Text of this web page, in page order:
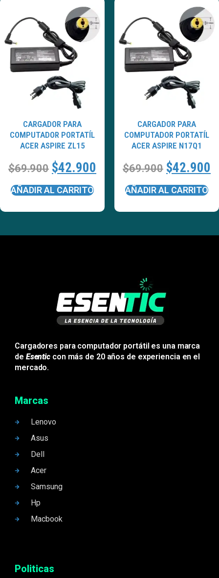
CARGADOR PARA
COMPUTADOR PORTATÍL
ACER ASPIRE ZL15
$69.900 $42.900
AÑADIR AL CARRITO
CARGADOR PARA
COMPUTADOR PORTATÍL
ACER ASPIRE N17Q1
$69.900 $42.900
AÑADIR AL CARRITO
Cargadores para computador portátil es una marca
de Esentic con más de 20 años de experiencia en el
mercado.
Marcas
Lenovo
Asus
Dell
Acer
Samsung
Hp
Macbook
Politicas